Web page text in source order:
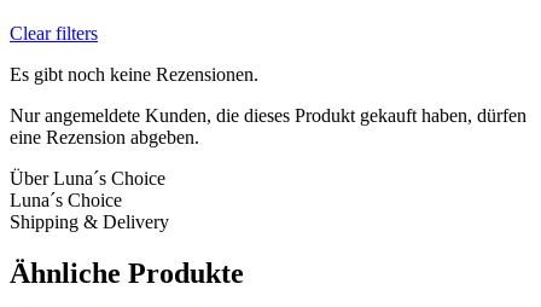
Clear filters
Es gibt noch keine Rezensionen.
Nur angemeldete Kunden, die dieses Produkt gekauft haben, dürfen
eine Rezension abgeben.
Über Luna´s Choice
Luna´s Choice
Shipping & Delivery
Ähnliche Produkte